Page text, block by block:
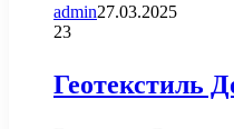
admin27.03.2025
23
Геотекстиль